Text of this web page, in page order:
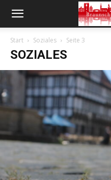
Start Soziales Seite 3
SOZIALES